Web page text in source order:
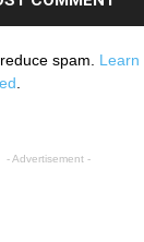
spam. Learn
- Advertisement -